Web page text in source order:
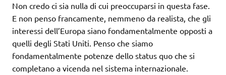
Non credo ci sia nulla di cui preoccuparsi in questa fase.
E non penso francamente, nemmeno da realista, che gli
interessi dell’Europa siano fondamentalmente opposti a
quelli degli Stati Uniti. Penso che siamo
fondamentalmente potenze dello status quo che si
completano a vicenda nel sistema internazionale.